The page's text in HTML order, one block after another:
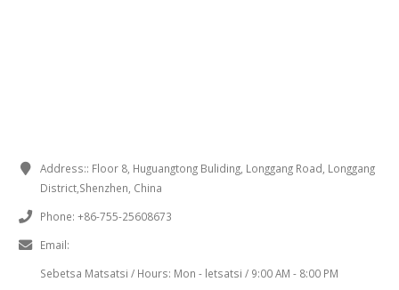
Address:: Floor 8, Huguangtong Buliding, Longgang Road, Longgang
District,Shenzhen, China
Phone: +86-755-25608673
Email:
Sebetsa Matsatsi / Hours: Mon - letsatsi / 9:00 AM - 8:00 PM